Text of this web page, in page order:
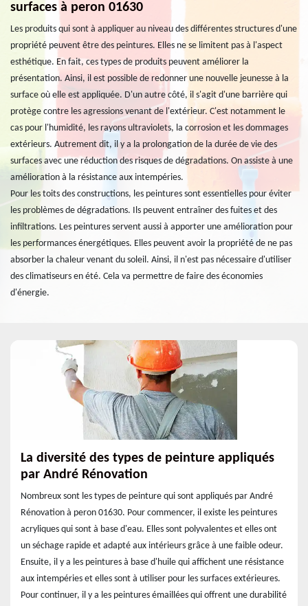
surfaces à peron 01630
Les produits qui sont à appliquer au niveau des différentes structures d'une
propriété peuvent être des peintures. Elles ne se limitent pas à l'aspect
esthétique. En fait, ces types de produits peuvent améliorer la
présentation. Ainsi, il est possible de redonner une nouvelle jeunesse à la
surface où elle est appliquée. D'un autre côté, il s'agit d'une barrière qui
protège contre les agressions venant de l'extérieur. C'est notamment le
cas pour l'humidité, les rayons ultraviolets, la corrosion et les dommages
extérieurs. Autrement dit, il y a la prolongation de la durée de vie des
surfaces avec une réduction des risques de dégradations. On assiste à une
amélioration à la résistance aux intempéries.
Pour les toits des constructions, les peintures sont essentielles pour éviter
les problèmes de dégradations. Ils peuvent entraîner des fuites et des
infiltrations. Les peintures servent aussi à apporter une amélioration pour
les performances énergétiques. Elles peuvent avoir la propriété de ne pas
absorber la chaleur venant du soleil. Ainsi, il n'est pas nécessaire d'utiliser
des climatiseurs en été. Cela va permettre de faire des économies
d'énergie.
La diversité des types de peinture appliqués
par André Rénovation
Nombreux sont les types de peinture qui sont appliqués par André
Rénovation à peron 01630. Pour commencer, il existe les peintures
acryliques qui sont à base d'eau. Elles sont polyvalentes et elles ont
un séchage rapide et adapté aux intérieurs grâce à une faible odeur.
Ensuite, il y a les peintures à base d'huile qui affichent une résistance
aux intempéries et elles sont à utiliser pour les surfaces extérieures.
Pour continuer, il y a les peintures émaillées qui offrent une durabilité